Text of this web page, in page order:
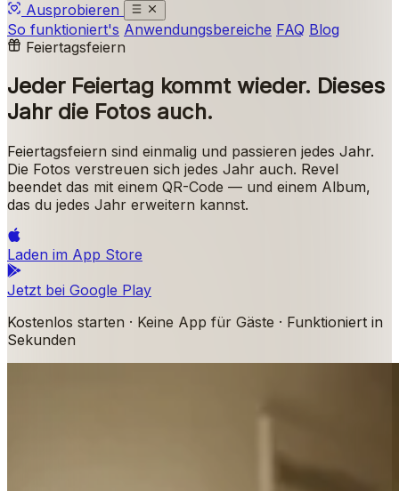
Ausprobieren
So funktioniert's Anwendungsbereiche FAQ Blog
Feiertagsfeiern
Jeder Feiertag kommt wieder. Dieses
Jahr die Fotos auch.
Feiertagsfeiern sind einmalig und passieren jedes Jahr.
Die Fotos verstreuen sich jedes Jahr auch. Revel
beendet das mit einem QR-Code — und einem Album,
das du jedes Jahr erweitern kannst.
Laden im App Store
Jetzt bei Google Play
Kostenlos starten · Keine App für Gäste · Funktioniert in
Sekunden